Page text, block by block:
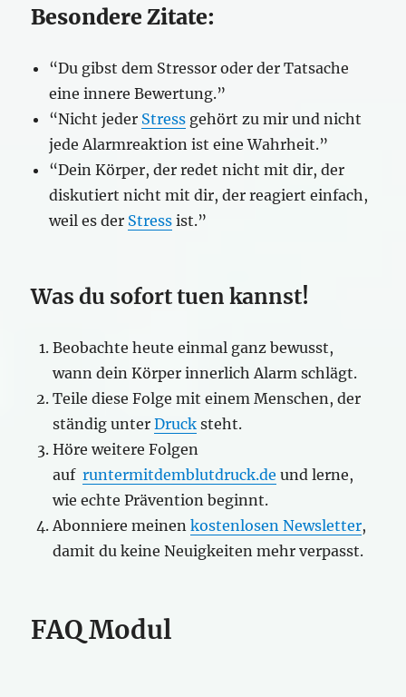
Besondere Zitate:
“Du gibst dem Stressor oder der Tatsache
eine innere Bewertung.”
“Nicht jeder Stress gehört zu mir und nicht
jede Alarmreaktion ist eine Wahrheit.”
“Dein Körper, der redet nicht mit dir, der
diskutiert nicht mit dir, der reagiert einfach,
weil es der Stress ist.”
Was du sofort tuen kannst!
Beobachte heute einmal ganz bewusst,
wann dein Körper innerlich Alarm schlägt.
Teile diese Folge mit einem Menschen, der
ständig unterDruck steht.
Höre weitere Folgen
aufruntermitdemblutdruck.de und lerne,
wie echte Prävention beginnt.
Abonniere meinenkostenlosen Newsletter,
damit du keine Neuigkeiten mehr verpasst.
FAQ Modul